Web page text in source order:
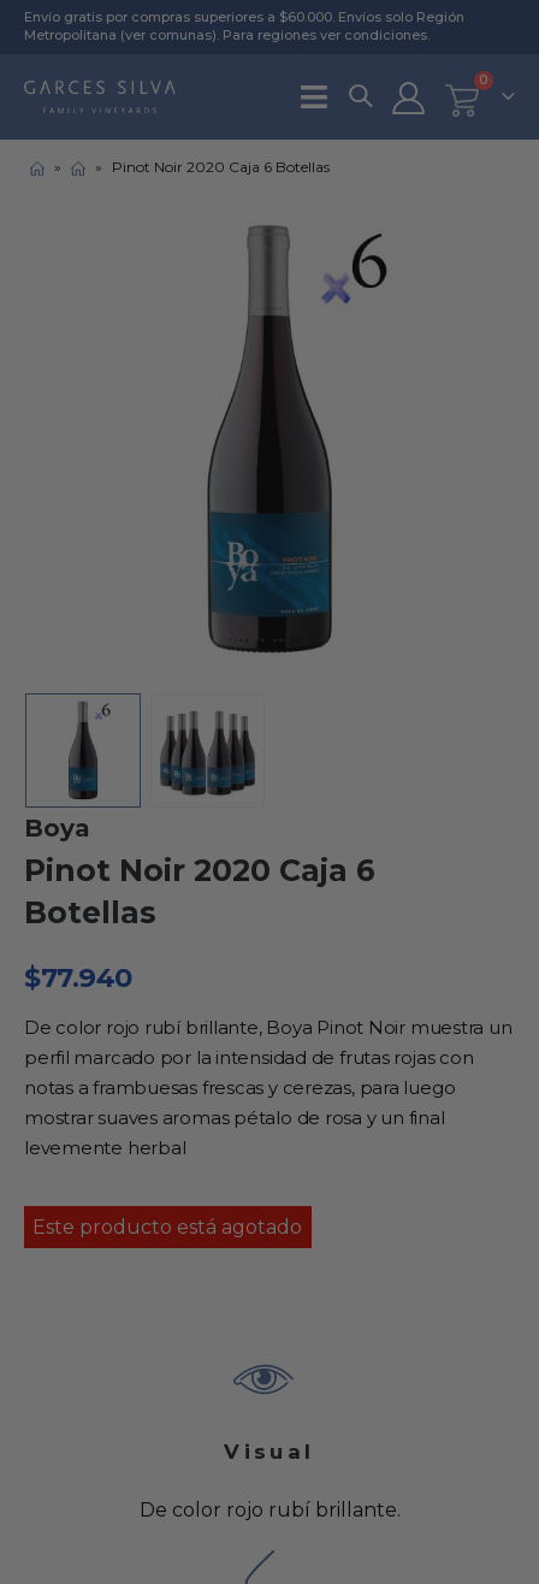
Envío gratis por compras superiores a $60.000. Envíos solo Región
Metropolitana (ver comunas). Para regiones ver condiciones.
0
» » Pinot Noir 2020 Caja 6 Botellas
Boya
Pinot Noir 2020 Caja 6
Botellas
$77.940
De color rojo rubí brillante, Boya Pinot Noir muestra un
perfil marcado por la intensidad de frutas rojas con
notas a frambuesas frescas y cerezas, para luego
mostrar suaves aromas pétalo de rosa y un final
levemente herbal
Este producto está agotado
Visual
De color rojo rubí brillante.